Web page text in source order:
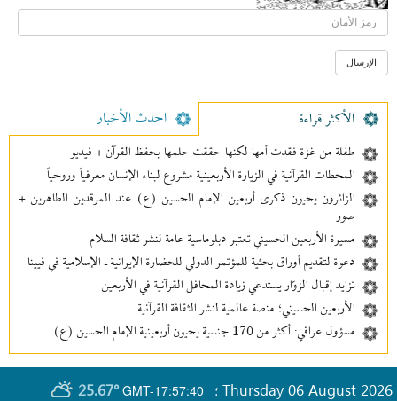
الأکثر قراءة احدث الأخبار
طفلة من غزة فقدت أمها لكنها حققت حلمها بحفظ القرآن + فيديو
المحطات القرآنية في الزيارة الأربعينية مشروع لبناء الإنسان معرفیاً وروحياً
الزائرون يحيون ذكرى أربعين الإمام الحسين (ع) عند المرقدين الطاهرين +
صور
مسيرة الأربعين الحسيني تعتبر دبلوماسية عامة لنشر ثقافة السلام
دعوة لتقديم أوراق بحثية للمؤتمر الدولي للحضارة الإيرانية ـ الإسلامية في فيينا
تزايد إقبال الزوّار يستدعي زيادة المحافل القرآنية في الأربعين
الأربعين الحسيني؛ منصة عالمية لنشر الثقافة القرآنية
مسؤول عراقي: أكثر من 170 جنسية يحيون أربعينية الإمام الحسين (ع)
GMT-17:57:40
25.67° Thursday 06 August 2026 ؛